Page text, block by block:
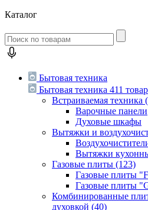
Каталог
Бытовая техника
Бытовая техника 411
Встраиваемая техника
Варочные панели
Духовые шкафы
Вытяжки и
Вытяжки
Газовые плиты (123)
Газовые плиты
Газовые плиты
Комбинированные
духовкой (40)